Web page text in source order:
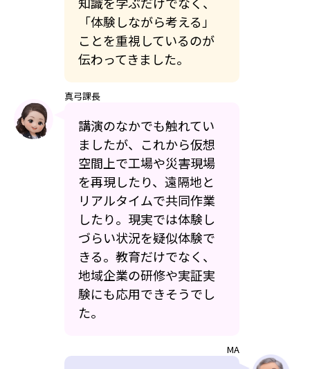
「体験しながら考える」
ことを重視しているのが
伝わってきました。
真弓課長
講演のなかでも触れてい
ましたが、これから仮想
空間上で工場や災害現場
を再現したり、遠隔地と
リアルタイムで共同作業
したり。現実では体験し
づらい状況を疑似体験で
きる。教育だけでなく、
地域企業の研修や実証実
験にも応用できそうでし
た。
MA